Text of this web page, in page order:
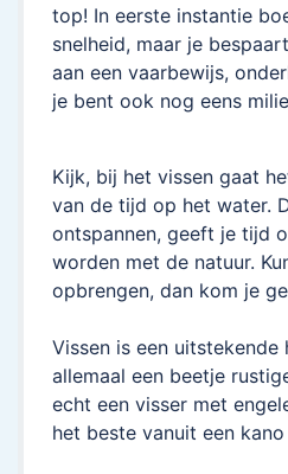
top! In eerste instantie
snelheid, maar je
aan een vaarbewijs,
je bent ook nog eens
Kijk, bij het vissen gaat
van de tijd op het water.
ontspannen, geeft je tijd
worden met de natuur.
opbrengen, dan kom je
Vissen is een uitstekende
allemaal een beetje
echt een visser met
het beste vanuit een